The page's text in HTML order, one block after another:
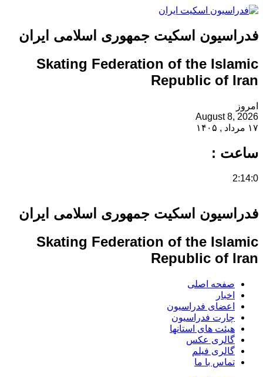
فدراسیون اسکیت جمهوری اسلامی ایران
Skating Federation of the Islamic
Republic of Iran
امروز
August 8, 2026
۱۷ مرداد , ۱۴۰۵
ساعت :
2:14:1
فدراسیون اسکیت جمهوری اسلامی ایران
Skating Federation of the Islamic
Republic of Iran
صفحه اصلی
اخبار
اعضای فدراسیون
چارت فدراسیون
هیئت های استانها
گالری عکس
گالری فیلم
تماس با ما